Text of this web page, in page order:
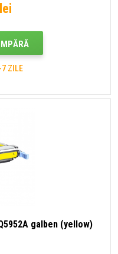
7 ZILE
galben (yellow)